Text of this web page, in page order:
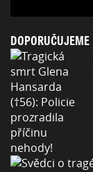
DOPORUČUJEME